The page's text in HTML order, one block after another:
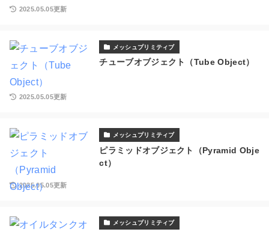
2025.05.05更新
メッシュプリミティブ
チューブオブジェクト（Tube Object）
2025.05.05更新
メッシュプリミティブ
ピラミッドオブジェクト（Pyramid Obje
ct）
2025.05.05更新
メッシュプリミティブ